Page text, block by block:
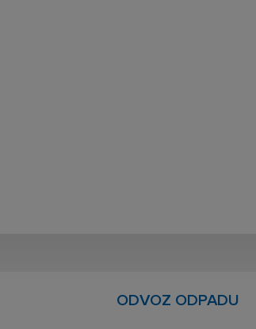
ODVOZ ODPADU